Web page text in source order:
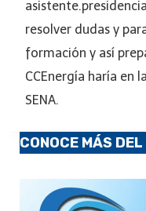
resolver dudas y
formación y así
CCEnergía haría en
SENA.
CONOCE MÁS